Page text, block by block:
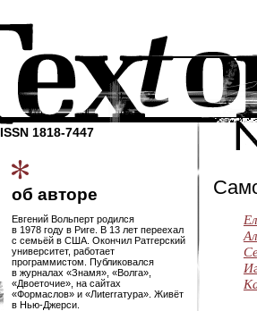
ISSN 1818-7447
об авторе
Евгений Вольперт родился
в 1978 году в Риге. В 13 лет переехал
с семьёй в США. Окончил Ратгерский
университет, работает
программистом. Публиковался
в журналах «Знамя», «Волга»,
«Двоеточие», на сайтах
«Формаслов» и «Лиterraтура». Живёт
в Нью-Джерси.